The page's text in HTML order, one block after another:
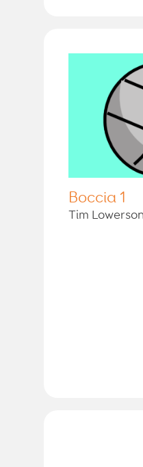
Boccia 1
Tim Lowerson